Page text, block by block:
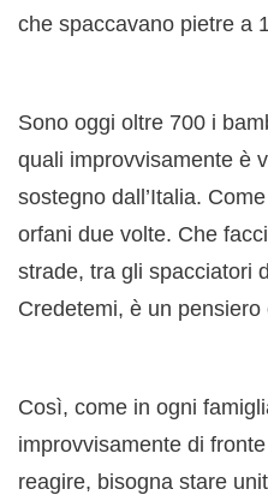
che spaccavano pietre a
Sono oggi oltre 700 i
quali improvvisamente è
sostegno dall’Italia.
orfani due volte. Che
strade, tra gli spacciatori
Credetemi, è un
Così, come in ogni
improvvisamente di
reagire, bisogna stare